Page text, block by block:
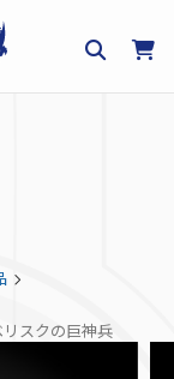
スクの巨神兵